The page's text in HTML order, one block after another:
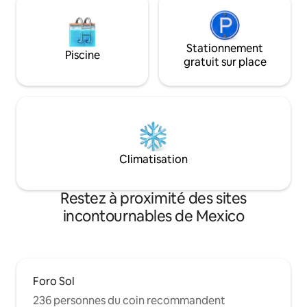
Piscine
Stationnement
gratuit sur place
Climatisation
Restez à proximité des sites
incontournables de Mexico
Foro Sol
236 personnes du coin recommandent